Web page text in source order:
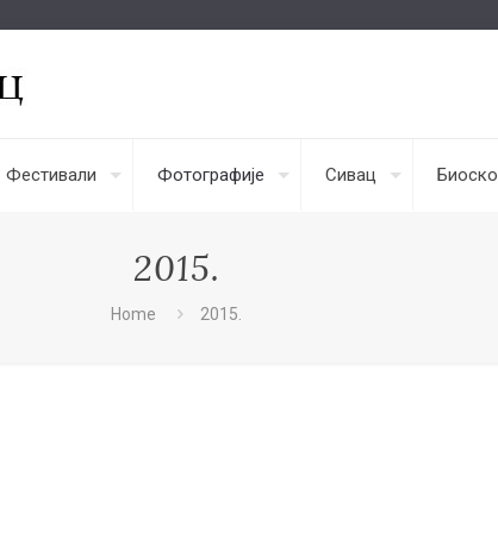
Фестивали Фотографије Сивац
2015.
Home 2015.